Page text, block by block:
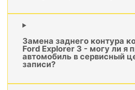
Замена заднего контура
Ford Explorer 3 - могу ли я
автомобиль в сервисный
записи?